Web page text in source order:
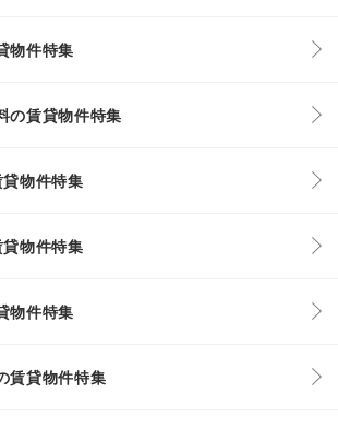
物件特集
の賃貸物件特集
物件特集
物件特集
物件特集
賃貸物件特集